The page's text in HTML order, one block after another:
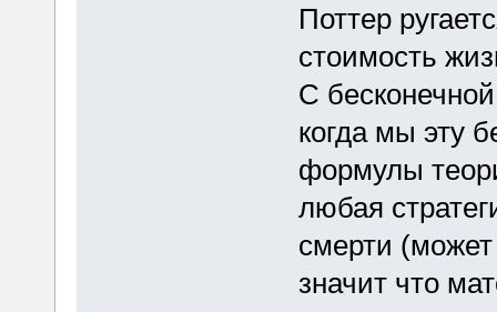
Поттер
стоимость
С
когда мы эту
формулы
любая
смерти
значит что